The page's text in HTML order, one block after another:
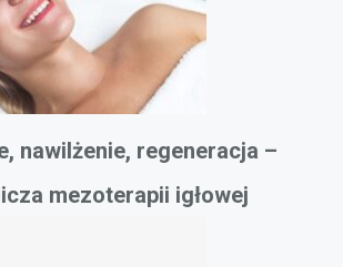
nawilżenie, regeneracja –
mezoterapii igłowej